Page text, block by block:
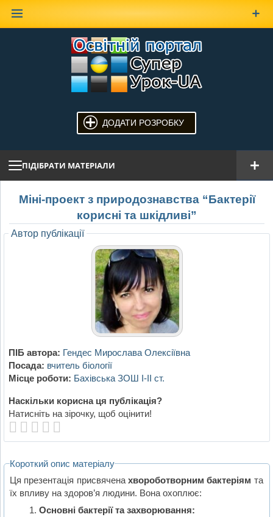
ДОДАТИ РОЗРОБКУ
ПІДІБРАТИ МАТЕРІАЛИ
Міні-проект з природознавства “Бактерії
корисні та шкідливі”
Автор публікації
ПІБ автора: Гендес Мирослава Олексіївна
Посада: вчитель біології
Місце роботи: Бахівська ЗОШ І-ІІ ст.
Наскільки корисна ця публікація?
Натисніть на зірочку, щоб оцінити!
Короткий опис матеріалу
Ця презентація присвяченахвороботворним бактеріям та
їх впливу на здоров’я людини. Вона охоплює:
Основні бактерії та захворювання: